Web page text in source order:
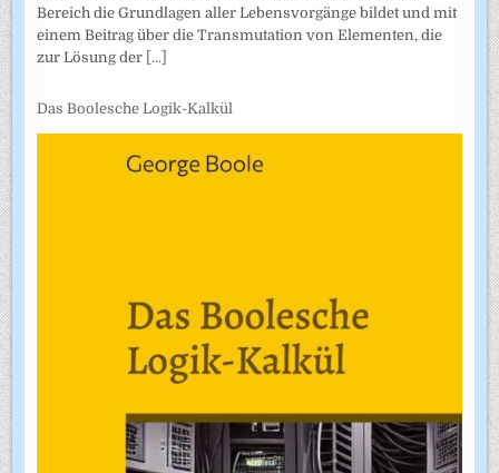
Bereich die Grundlagen aller Lebensvorgänge bildet und mit
einem Beitrag über die Transmutation von Elementen, die
zur Lösung der [...]
Das Boolesche Logik-Kalkül